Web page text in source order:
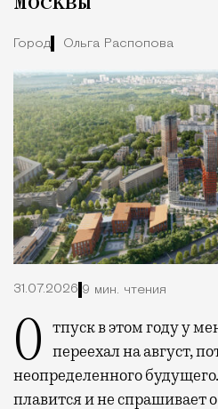
Город Ольга Распопова
31.07.2026 9 мин. чтения
Отпуск в этом году у меня кочует: сначала переехал на август,
неопределенного
плавится и не спрашивает